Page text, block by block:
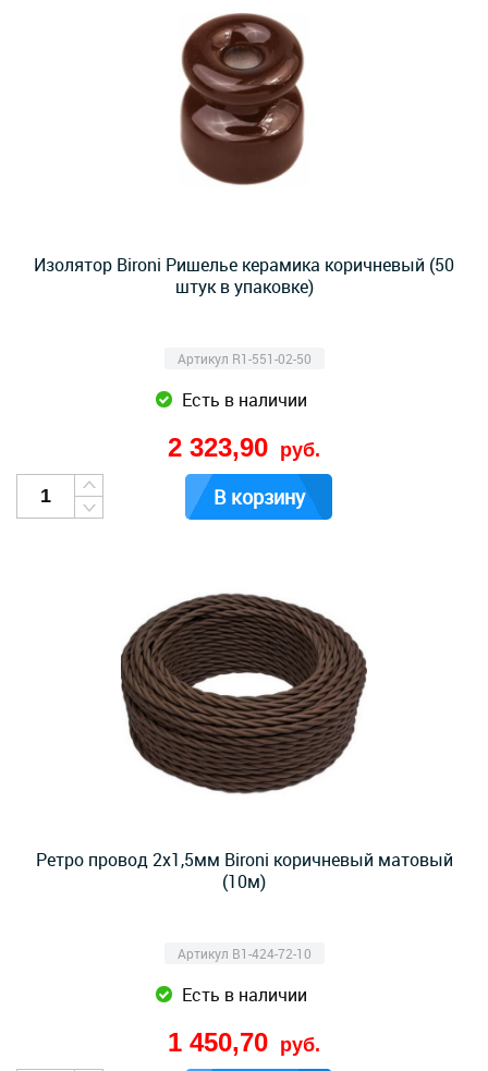
Изолятор Bironi Ришелье керамика коричневый (50
штук в упаковке)
Артикул R1-551-02-50
Есть в наличии
2 323,90 руб.
В корзину
Ретро провод 2х1,5мм Bironi коричневый матовый
(10м)
Артикул B1-424-72-10
Есть в наличии
1 450,70 руб.